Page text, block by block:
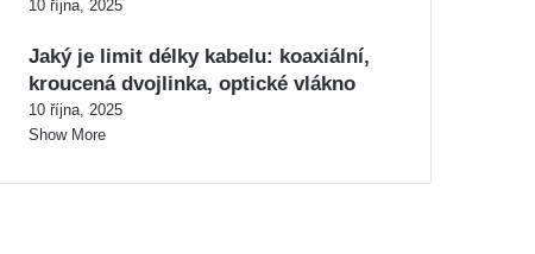
10 října, 2025
Jaký je limit délky kabelu: koaxiální,
kroucená dvojlinka, optické vlákno
10 října, 2025
Show More